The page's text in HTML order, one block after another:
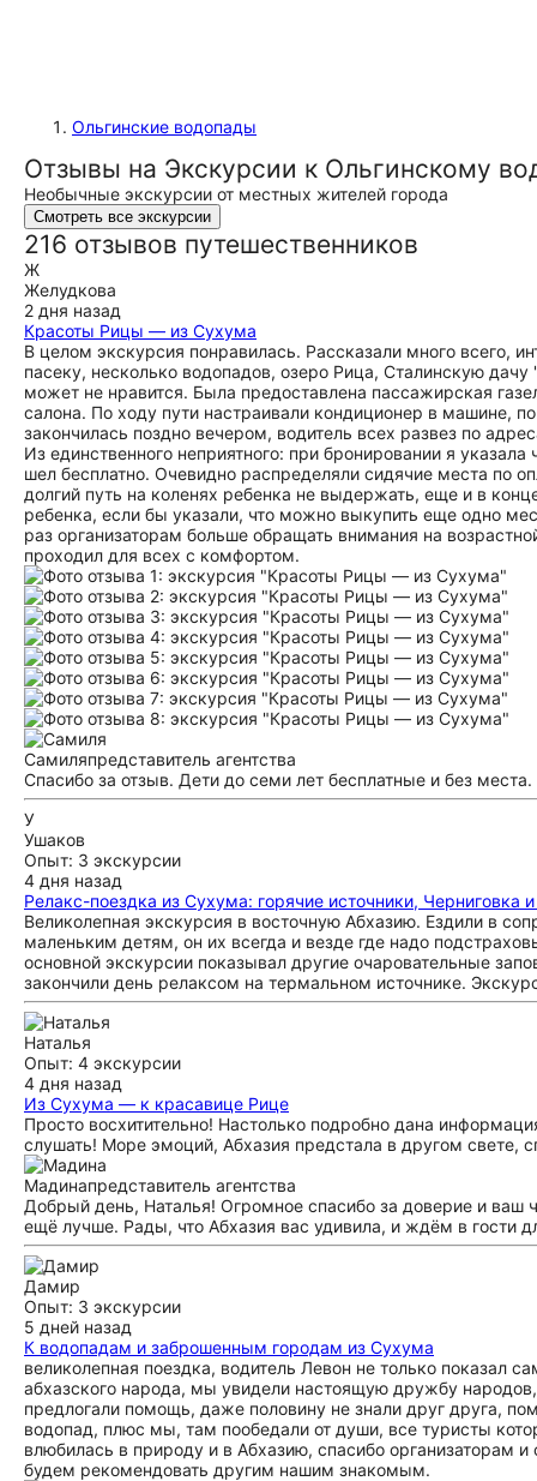
Ольгинские водопады
Отзывы на Экскурсии к Ольгинскому
Необычные экскурсии от местных жителей города
Смотреть все экскурсии
216 отзывов путешественников
Ж
Желудкова
2 дня назад
Красоты Рицы — из Сухума
В целом экскурсия понравилась. Рассказали много всего,
пасеку, несколько водопадов, озеро Рица, Сталинскую
может не нравится. Была предоставлена пассажирская
салона. По ходу пути настраивали кондиционер в машине,
закончилась поздно вечером, водитель всех развез по
Из единственного неприятного: при бронировании я
шел бесплатно. Очевидно распределяли сидячие места по
долгий путь на коленях ребенка не выдержать, еще и в
ребенка, если бы указали, что можно выкупить еще одно
раз организаторам больше обращать внимания на
проходил для всех с комфортом.
Самиляпредставитель агентства
Спасибо за отзыв. Дети до семи лет бесплатные и без
У
Ушаков
Опыт: 3 экскурсии
4 дня назад
Релакс-поездка из Сухума: горячие источники, Черниговка
Великолепная экскурсия в восточную Абхазию. Ездили в
маленьким детям, он их всегда и везде где надо
основной экскурсии показывал другие очаровательные
закончили день релаксом на термальном источнике.
Наталья
Опыт: 4 экскурсии
4 дня назад
Из Сухума — к красавице Рице
Просто восхитительно! Настолько подробно дана
слушать! Море эмоций, Абхазия предстала в другом свете,
Мадинапредставитель агентства
Добрый день, Наталья! Огромное спасибо за доверие и ваш
ещё лучше. Рады, что Абхазия вас удивила, и ждём в гости
Дамир
Опыт: 3 экскурсии
5 дней назад
К водопадам и заброшенным городам из Сухума
великолепная поездка, водитель Левон не только показал
абхазского народа, мы увидели настоящую дружбу
предлогали помощь, даже половину не знали друг друга,
водопад, плюс мы, там пообедали от души, все туристы
влюбилась в природу и в Абхазию, спасибо
будем рекомендовать другим нашим знакомым.